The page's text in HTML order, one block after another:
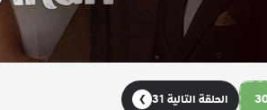
الحلقة التالية 31 ❯